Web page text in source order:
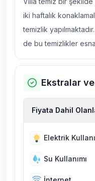
iki haftalık
temizlik
de bu temizlikler
Ekstralar
Fiyata Dahil
Elektrik
Su Kullanımı